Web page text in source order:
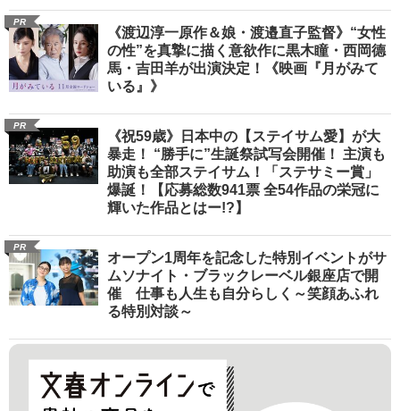
PR
《渡辺淳一原作＆娘・渡邉直子監督》“女性
の性”を真摯に描く意欲作に黒木瞳・西岡德
馬・吉田羊が出演決定！《映画『月がみて
いる』》
PR
《祝59歳》日本中の【ステイサム愛】が大
暴走！ “勝手に”生誕祭試写会開催！ 主演も
助演も全部ステイサム！「ステサミー賞」
爆誕！【応募総数941票 全54作品の栄冠に
輝いた作品とはー!?】
PR
オープン1周年を記念した特別イベントがサ
ムソナイト・ブラックレーベル銀座店で開
催 仕事も人生も自分らしく～笑顔あふれ
る特別対談～